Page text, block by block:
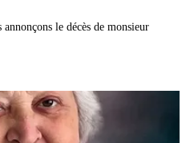
annonçons le décès de monsieur